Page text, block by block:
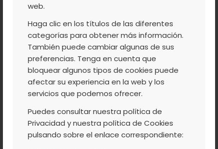
web.
Haga clic en los títulos de las diferentes
categorías para obtener más información.
También puede cambiar algunas de sus
preferencias. Tenga en cuenta que
bloquear algunos tipos de cookies puede
afectar su experiencia en la web y los
servicios que podemos ofrecer.
Puedes consultar nuestra política de
Privacidad y nuestra política de Cookies
pulsando sobre el enlace correspondiente:
Ayer estuvimos en la presentación del Plan
Estratégico de agricultura biológica en
Extremadura. Desde la Agrupación
tenemos la determinación de mejorar la
comercialización de este tipo de productos
beneficiados de un cultivo de
futuro. Vamos a apostar por mejorar los